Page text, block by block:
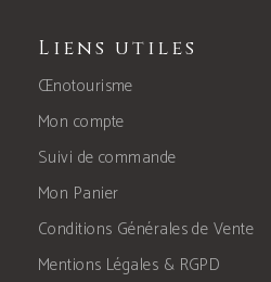
Liens utiles
Œnotourisme
Mon compte
Suivi de commande
Mon Panier
Conditions Générales de Vente
Mentions Légales & RGPD